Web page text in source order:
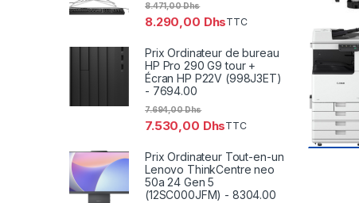
8.290,00 Dhs
8.471,00Dhs
TTC
Prix Ordinateur de bureau
HP Pro 290 G9 tour +
Écran HP P22V (998J3ET)
- 7694.00
7.530,00 Dhs
7.694,00Dhs
TTC
Prix Ordinateur Tout-en-un
Lenovo ThinkCentre neo
50a 24 Gen 5
(12SC000JFM) - 8304.00